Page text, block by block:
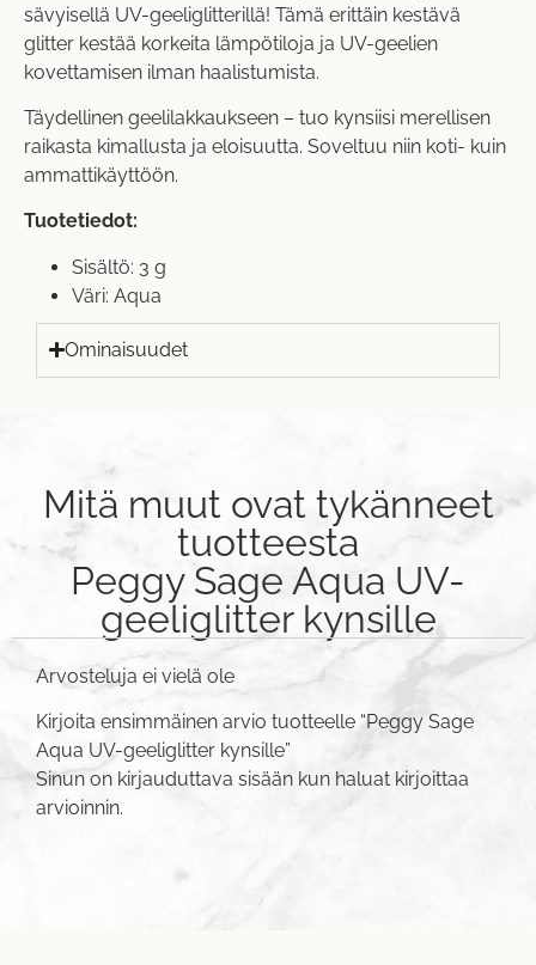
sävyisellä UV-geeliglitterillä! Tämä erittäin kestävä
glitter kestää korkeita lämpötiloja ja UV-geelien
kovettamisen ilman haalistumista.
Täydellinen geelilakkaukseen – tuo kynsiisi merellisen
raikasta kimallusta ja eloisuutta. Soveltuu niin koti- kuin
ammattikäyttöön.
Tuotetiedot:
Sisältö: 3 g
Väri: Aqua
Ominaisuudet
Mitä muut ovat tykänneet
tuotteesta
Peggy Sage Aqua UV-
geeliglitter kynsille
Arvosteluja ei vielä ole
Kirjoita ensimmäinen arvio tuotteelle “Peggy Sage
Aqua UV-geeliglitter kynsille”
Sinun on kirjauduttava sisään kun haluat kirjoittaa
arvioinnin.